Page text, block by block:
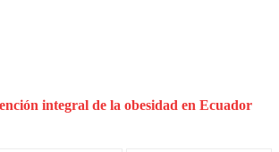
integral de la obesidad en Ecuador